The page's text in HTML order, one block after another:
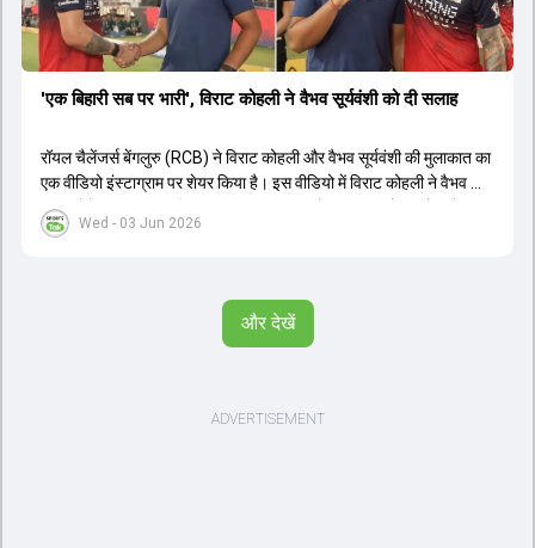
Wed - 03 Jun 2026
'एक बिहारी सब पर भारी', विराट कोहली ने वैभव सूर्यवंशी को दी सलाह
रॉयल चैलेंजर्स बेंगलुरु (RCB) ने विराट कोहली और वैभव सूर्यवंशी की मुलाकात का
एक वीडियो इंस्टाग्राम पर शेयर किया है। इस वीडियो में विराट कोहली ने वैभव को
सलाह देते हुए कहा, 'एक बिहारी सब पर भारी। बस गेम खत्म।' कोहली ने उन्हें खुद
पर विश्वास रखने और नकारात्मक बातों पर ध्यान न देने की सलाह दी। आईपीएल
सीरीज खेलेंगे। वहीं, विराट कोहली लंदन रवाना हो गए हैं और अगली वनडे सीरीज में
और देखें